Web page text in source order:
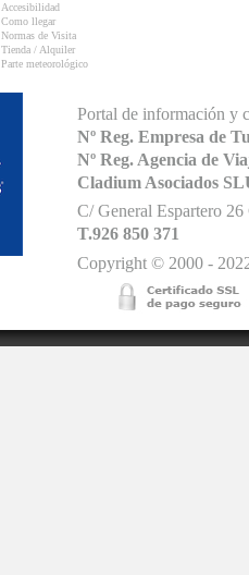
Accesibilidad
Como llegar
Normas de Visita
Tienda / Alquiler
Parte meteorológico
Portal de información y
Nº Reg. Empresa de
Nº Reg. Agencia de
Cladium Asociados
C/ General Espartero
T.926 850 371
Copyright © 2000 -